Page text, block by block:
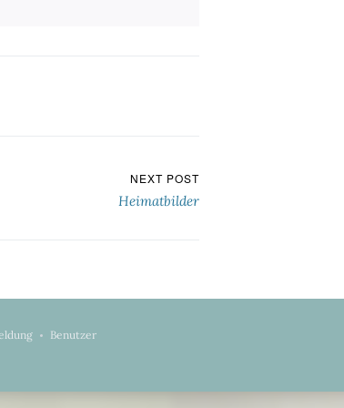
NEXT POST
Heimatbilder
Benutzer